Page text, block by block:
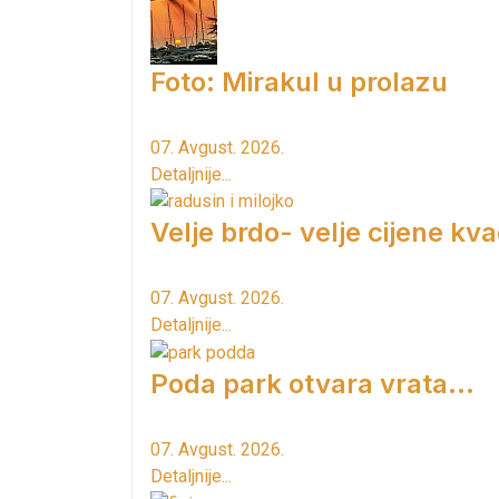
Foto: Mirakul u prolazu
07. Avgust. 2026.
Detaljnije...
Velje brdo- velje cijene
07. Avgust. 2026.
Detaljnije...
Poda park otvara vrata...
07. Avgust. 2026.
Detaljnije...